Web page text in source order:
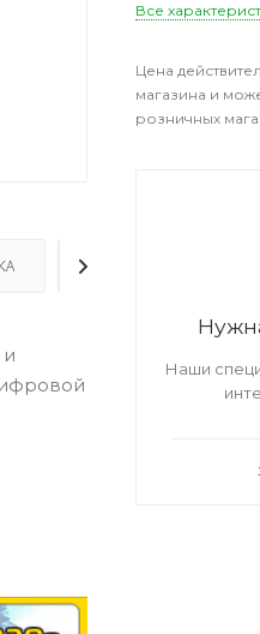
ДОПОЛНИТЕЛЬНО
Все
Цена
магазина и
розничных
Наши